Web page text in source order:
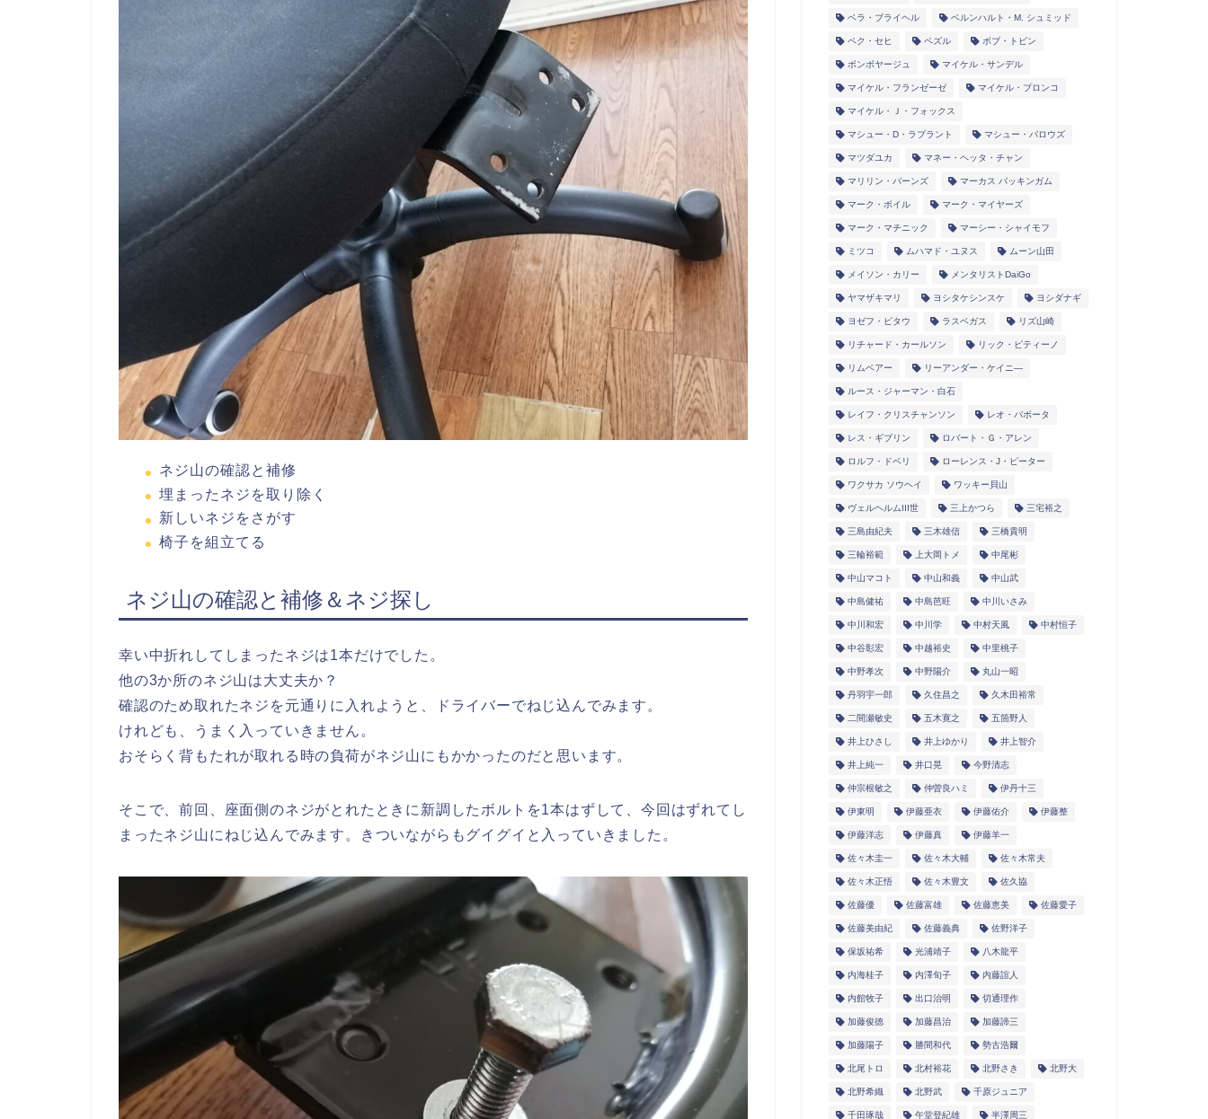
ネジ山の確認と補修
埋まったネジを取り除く
新しいネジをさがす
椅子を組立てる
ネジ山の確認と補修＆ネジ探し
幸い中折れしてしまったネジは1本だけでした。
他の3か所のネジ山は大丈夫か？
確認のため取れたネジを元通りに入れようと、ドライバーでねじ込んでみます。
けれども、うまく入っていきません。
おそらく背もたれが取れる時の負荷がネジ山にもかかったのだと思います。
そこで、前回、座面側のネジがとれたときに新調したボルトを1本はずして、今回はずれてし
まったネジ山にねじ込んでみます。きついながらもグイグイと入っていきました。
ベラ・ブライヘル ベルンハルト・M. シュミッド
ペク・セヒ ペズル ボブ・トビン
ボンボヤージュ マイケル・サンデル
マイケル・フランゼーゼ マイケル・プロンコ
マイケル・Ｊ・フォックス
マシュー・D・ラプラント マシュー・バロウズ
マツダユカ マネー・ヘッタ・チャン
マリリン・バーンズ マーカス バッキンガム
マーク・ボイル マーク・マイヤーズ
マーク・マチニック マーシー・シャイモフ
ミツコ ムハマド・ユヌス ムーン山田
メイソン・カリー メンタリストDaiGo
ヤマザキマリ ヨシタケシンスケ ヨシダナギ
ヨゼフ・ピタウ ラスベガス リズ山崎
リチャード・カールソン リック・ピティーノ
リムベアー リーアンダー・ケイニ―
ルース・ジャーマン・白石
レイフ・クリスチャンソン レオ・バボータ
レス・ギブリン ロバート・Ｇ・アレン
ロルフ・ドベリ ローレンス・J・ピーター
ワクサカ ソウヘイ ワッキー貝山
ヴェルヘルムIII世 三上かつら 三宅裕之
三島由紀夫 三木雄信 三橋貴明
三輪裕範 上大岡トメ 中尾彬
中山マコト 中山和義 中山武
中島健祐 中島芭旺 中川いさみ
中川和宏 中川学 中村天風 中村恒子
中谷彰宏 中越裕史 中里桃子
中野孝次 中野陽介 丸山一昭
丹羽宇一郎 久住昌之 久木田裕常
二間瀬敏史 五木寛之 五箇野人
井上ひさし 井上ゆかり 井上智介
井上純一 井口晃 今野清志
仲宗根敏之 仲曽良ハミ 伊丹十三
伊東明 伊藤亜衣 伊藤佑介 伊藤整
伊藤洋志 伊藤真 伊藤羊一
佐々木圭一 佐々木大輔 佐々木常夫
佐々木正悟 佐々木豊文 佐久協
佐藤優 佐藤富雄 佐藤恵美 佐藤愛子
佐藤美由紀 佐藤義典 佐野洋子
保坂祐希 光浦靖子 八木龍平
内海桂子 内澤旬子 内藤誼人
内館牧子 出口治明 切通理作
加藤俊徳 加藤昌治 加藤諦三
加藤陽子 勝間和代 勢古浩爾
北尾トロ 北村裕花 北野さき 北野大
北野希織 北野武 千原ジュニア
千田琢哉 午堂登紀雄 半澤周三